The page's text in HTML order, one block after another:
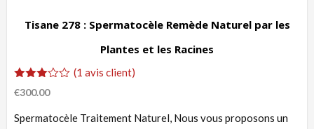
Tisane 278 : Spermatocèle Remède Naturel par les
Plantes et les Racines
Noté
3.00
basé
1
(1 avis client)
€300.00
Spermatocèle Traitement Naturel, Nous vous proposons un